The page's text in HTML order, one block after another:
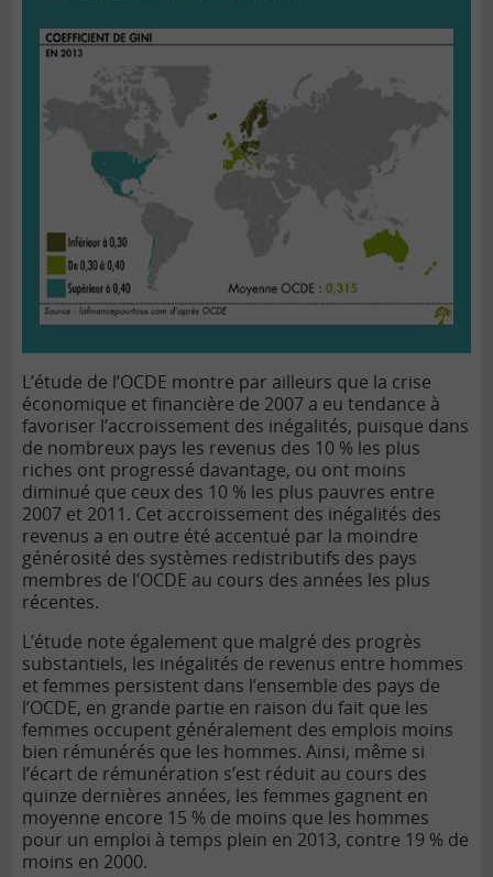
L’étude de l’OCDE montre par ailleurs que la crise
économique et financière de 2007 a eu tendance à
favoriser l’accroissement des inégalités, puisque dans
de nombreux pays les revenus des 10 % les plus
riches ont progressé davantage, ou ont moins
diminué que ceux des 10 % les plus pauvres entre
2007 et 2011. Cet accroissement des inégalités des
revenus a en outre été accentué par la moindre
générosité des systèmes redistributifs des pays
membres de l’OCDE au cours des années les plus
récentes.
L’étude note également que malgré des progrès
substantiels, les inégalités de revenus entre hommes
et femmes persistent dans l’ensemble des pays de
l’OCDE, en grande partie en raison du fait que les
femmes occupent généralement des emplois moins
bien rémunérés que les hommes. Ainsi, même si
l’écart de rémunération s’est réduit au cours des
quinze dernières années, les femmes gagnent en
moyenne encore 15 % de moins que les hommes
pour un emploi à temps plein en 2013, contre 19 % de
moins en 2000.